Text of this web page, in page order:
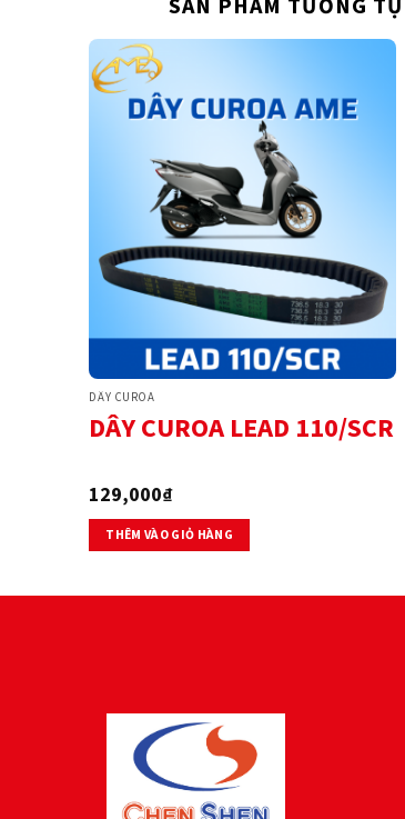
SẢN PHẨM TƯƠNG TỰ
DÂY CUROA
DÂY CUROA LEAD 110/SCR
129,000₫
THÊM VÀO GIỎ HÀNG